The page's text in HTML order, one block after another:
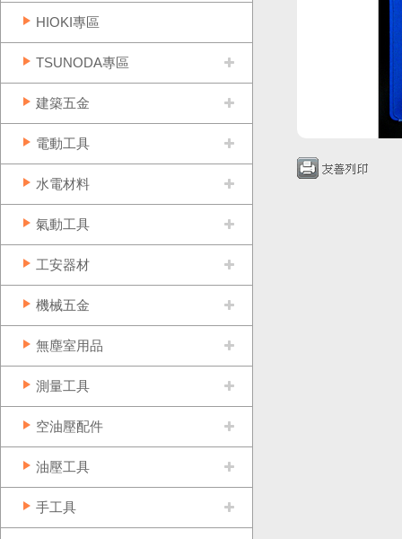
HIOKI專區
TSUNODA專區
建築五金
電動工具
水電材料
氣動工具
工安器材
機械五金
無塵室用品
測量工具
空油壓配件
油壓工具
手工具